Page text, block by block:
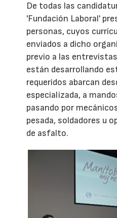
De todas las
'Fundación Laboral'
personas, cuyos
enviados a dicho
previo a las
están desarrollando
requeridos abarcan
especializada, a
pasando por
pesada, soldadores u
de asfalto.